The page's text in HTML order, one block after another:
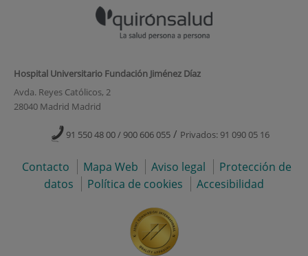
Hospital Universitario Fundación Jiménez Díaz
Avda. Reyes Católicos, 2
28040 Madrid Madrid
91 550 48 00 / 900 606 055 / Privados: 91 090 05 16
Contacto Mapa Web Aviso legal
Protección de
datos
Política de cookies Accesibilidad